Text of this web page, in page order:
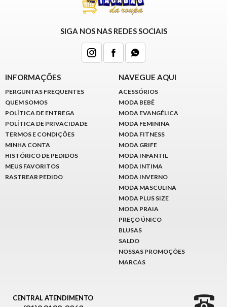
SIGA NOS NAS REDES SOCIAIS
INFORMAÇÕES
PERGUNTAS FREQUENTES
QUEM SOMOS
POLÍTICA DE ENTREGA
POLÍTICA DE PRIVACIDADE
TERMOS E CONDIÇÕES
MINHA CONTA
HISTÓRICO DE PEDIDOS
MEUS FAVORITOS
RASTREAR PEDIDO
NAVEGUE AQUI
ACESSÓRIOS
MODA BEBÊ
MODA EVANGÉLICA
MODA FEMININA
MODA FITNESS
MODA GRIFE
MODA INFANTIL
MODA INTIMA
MODA INVERNO
MODA MASCULINA
MODA PLUS SIZE
MODA PRAIA
PREÇO ÚNICO
BLUSAS
SALDO
NOSSAS PROMOÇÕES
MARCAS
CENTRAL ATENDIMENTO